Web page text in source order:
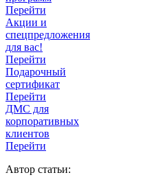
Перейти
Акции и
спецпредложения
для вас!
Перейти
Подарочный
сертификат
Перейти
ДМС для
корпоративных
клиентов
Перейти
Автор статьи: